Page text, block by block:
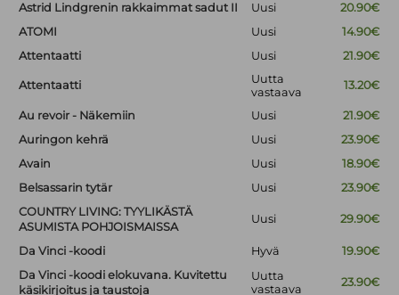
Astrid Lindgrenin rakkaimmat sadut II
Uusi
20.90€
ATOMI
Uusi
14.90€
Attentaatti
Uusi 21.90€
Attentaatti
Uutta
vastaava
13.20€
Au revoir - Näkemiin Uusi
21.90€
Auringon kehrä
Uusi
23.90€
Avain
Uusi
18.90€
Belsassarin tytär
Uusi
23.90€
COUNTRY LIVING: TYYLIKÄSTÄ
ASUMISTA POHJOISMAISSA
Uusi 29.90€
Da Vinci -koodi Hyvä
19.90€
Da Vinci -koodi elokuvana. Kuvitettu
käsikirjoitus ja taustoja
Uutta
vastaava
23.90€